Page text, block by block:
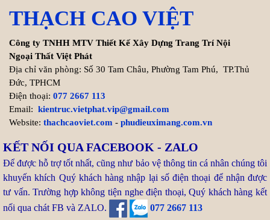
thiện trọn gói biệt thự
Xem thêm >>
2027: Cơ hội Vàng đón thọ
tuổi 59
Mùi), gia chủ tuổi Kỷ Dậu 1969
chạm ngưỡng 59 tuổi (tuổi mụ). Trong dân gian, nhiều người
thường e ngại ...
Xem thêm >>
THẠCH CAO VIỆT
Công ty TNHH MTV Thiết Kế Xây Dựng Trang Trí Nội
Ngoại Thất Việt Phát
Địa chỉ văn phòng: Số 30 Tam Châu, Phường Tam Phú, TP.Thủ
Đức, TPHCM
Điện thoại: 077 2667 113
Email: kientruc.vietphat.vip@gmail.com
Website: thachcaoviet.com - phudieuximang.com.vn
KẾT NỐI QUA FACEBOOK - ZALO
Để được hỗ trợ tốt nhất, cũng như bảo vệ thông tin cá nhân chúng tôi
khuyến khích Quý khách hàng nhập lại số điện thoại để nhận được
tư vấn. Trường hợp không tiện nghe điện thoại, Quý khách hàng kết
nối qua chát FB và ZALO.
077 2667 113